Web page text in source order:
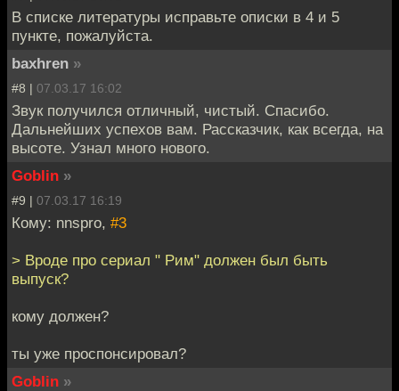
В списке литературы исправьте описки в 4 и 5
пункте, пожалуйста.
baxhren »
#8 | 07.03.17 16:02
Звук получился отличный, чистый. Спасибо.
Дальнейших успехов вам. Рассказчик, как всегда, на
высоте. Узнал много нового.
Goblin »
#9 | 07.03.17 16:19
Кому: nnspro, #3
> Вроде про сериал " Рим" должен был быть
выпуск?
кому должен?
ты уже проспонсировал?
Goblin »